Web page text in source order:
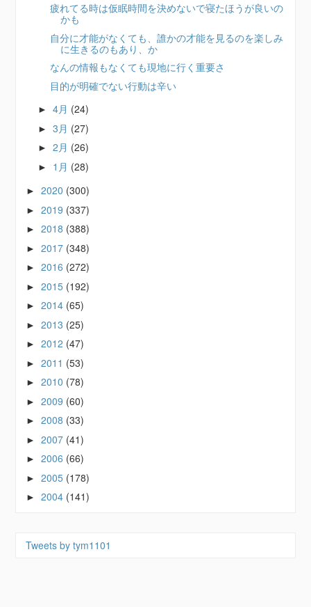
疲れてる時は仮眠時間を決めないで寝たほうが良いの
かも
自分に才能がなくても、誰かの才能を見るのを楽しみ
に生きるのもあり、か
なんの情報もなくても現地に行く重要さ
目的が明確でない行動は辛い
►4月 (24)
►3月 (27)
►2月 (26)
► 1月 (28)
►2020 (300)
►2019 (337)
►2018 (388)
►2017 (348)
►2016 (272)
►2015 (192)
►2014 (65)
►2013 (25)
►2012 (47)
►2011 (53)
►2010 (78)
►2009 (60)
►2008 (33)
►2007 (41)
►2006 (66)
►2005 (178)
►2004 (141)
Tweets by tym1101